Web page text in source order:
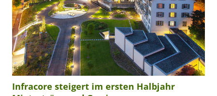
Infracore steigert im ersten Halbjahr